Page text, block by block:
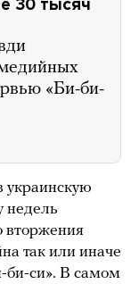
30 тысяч
«Би-би-
украинскую
недель
вторжения
так или иначе
би-си». В самом